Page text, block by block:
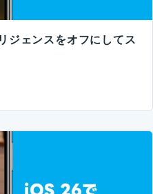
ジェンスをオフにしてス